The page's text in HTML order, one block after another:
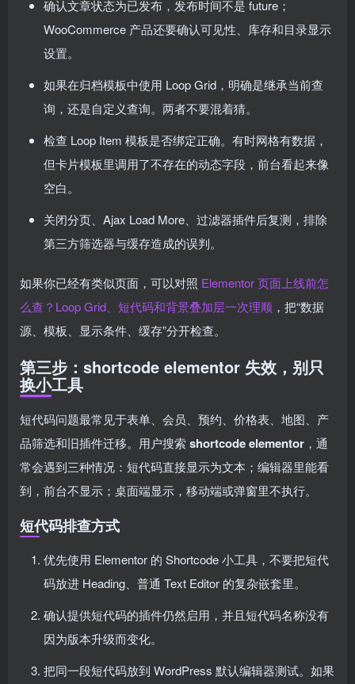
确认文章状态为已发布，发布时间不是 future；
WooCommerce 产品还要确认可见性、库存和目录显示
设置。
如果在归档模板中使用 Loop Grid，明确是继承当前查
询，还是自定义查询。两者不要混着猜。
检查 Loop Item 模板是否绑定正确。有时网格有数据，
但卡片模板里调用了不存在的动态字段，前台看起来像
空白。
关闭分页、Ajax Load More、过滤器插件后复测，排除
第三方筛选器与缓存造成的误判。
如果你已经有类似页面，可以对照 Elementor 页面上线前怎
么查？Loop Grid、短代码和背景叠加层一次理顺 ，把“数据
源、模板、显示条件、缓存”分开检查。
第三步：shortcode elementor 失效，别只
换小工具
短代码问题最常见于表单、会员、预约、价格表、地图、产
品筛选和旧插件迁移。用户搜索shortcode elementor ，通
常会遇到三种情况：短代码直接显示为文本；编辑器里能看
到，前台不显示；桌面端显示，移动端或弹窗里不执行。
短代码排查方式
优先使用 Elementor 的 Shortcode 小工具，不要把短代
码放进 Heading、普通 Text Editor 的复杂嵌套里。
确认提供短代码的插件仍然启用，并且短代码名称没有
因为版本升级而变化。
把同一段短代码放到 WordPress 默认编辑器测试。如果